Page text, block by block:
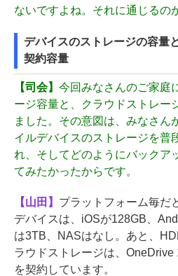
ないですよね。それに通じるの
デバイスのストレージの容量
契約容量
【司会】 今回みなさんのご家庭
ージ容量と、クラウドストレー
ました。その意図は、みなさん
イルデバイスのストレージを普
れ、そしてどのようにバックア
てみたかったからです。
【山田】 プラットフォーム毎だ
デバイスは、iOSが128GB、
は3TB、NASはなし。あと、
ラウドストレージは、
を契約しています。